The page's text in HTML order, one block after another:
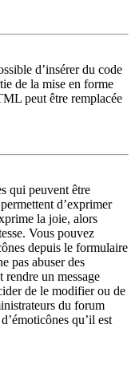
d’insérer du code
de la mise en forme
peut être remplacée
qui peuvent être
d’exprimer
la joie, alors
Vous pouvez
depuis le formulaire
pas abuser des
rendre un message
de le modifier ou de
du forum
qu’il est